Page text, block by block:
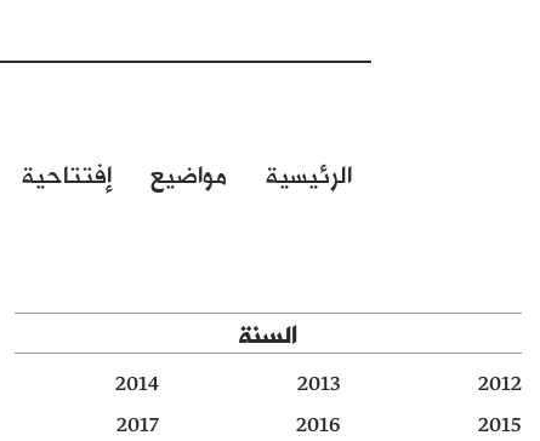
الرئيسية مواضيع إفتتاحية
السنة
2012
2013
2014
2015
2016
2017